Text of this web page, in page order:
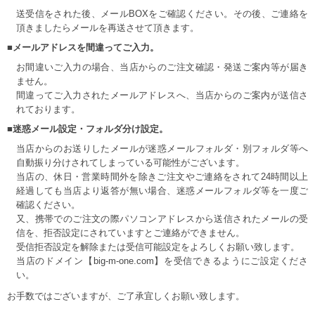
送受信をされた後、メールBOXをご確認ください。その後、ご連絡を
頂きましたらメールを再送させて頂きます。
■メールアドレスを間違ってご入力。
お間違いご入力の場合、当店からのご注文確認・発送ご案内等が届き
ません。
間違ってご入力されたメールアドレスへ、当店からのご案内が送信さ
れております。
■迷惑メール設定・フォルダ分け設定。
当店からのお送りしたメールが迷惑メールフォルダ・別フォルダ等へ
自動振り分けされてしまっている可能性がございます。
当店の、休日・営業時間外を除きご注文やご連絡をされて24時間以上
経過しても当店より返答が無い場合、迷惑メールフォルダ等を一度ご
確認ください。
又、携帯でのご注文の際パソコンアドレスから送信されたメールの受
信を、拒否設定にされていますとご連絡ができません。
受信拒否設定を解除または受信可能設定をよろしくお願い致します。
当店のドメイン【big-m-one.com】を受信できるようにご設定くださ
い。
お手数ではございますが、ご了承宜しくお願い致します。